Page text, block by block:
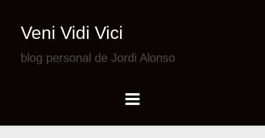
Veni Vidi Vici
blog personal de Jordi Alonso